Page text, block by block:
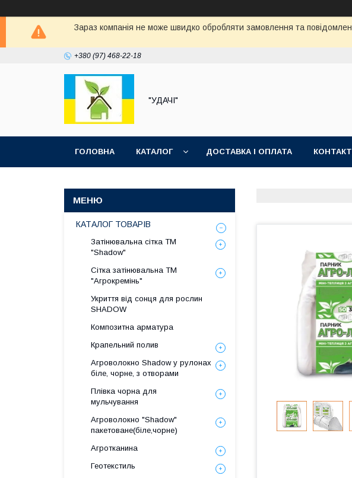
Зараз компанія не може швидко обробляти замовлення та
+380 (97) 468-22-18
"УДАЧІ"
ГОЛОВНА КАТАЛОГ ДОСТАВКА І ОПЛАТА
КАТАЛОГ ТОВАРІВ
Затінювальна сітка ТМ
"Shadow"
Сітка затінювальна ТМ
"Агрокремінь"
Укриття від сонця для рослин
SHADOW
Композитна арматура
Крапельний полив
Агроволокно Shadow у рулонах
біле, чорне, з отворами
Плівка чорна для
мульчування
Агроволокно "Shadow"
пакетоване(біле,чорне)
Агротканина
Геотекстиль